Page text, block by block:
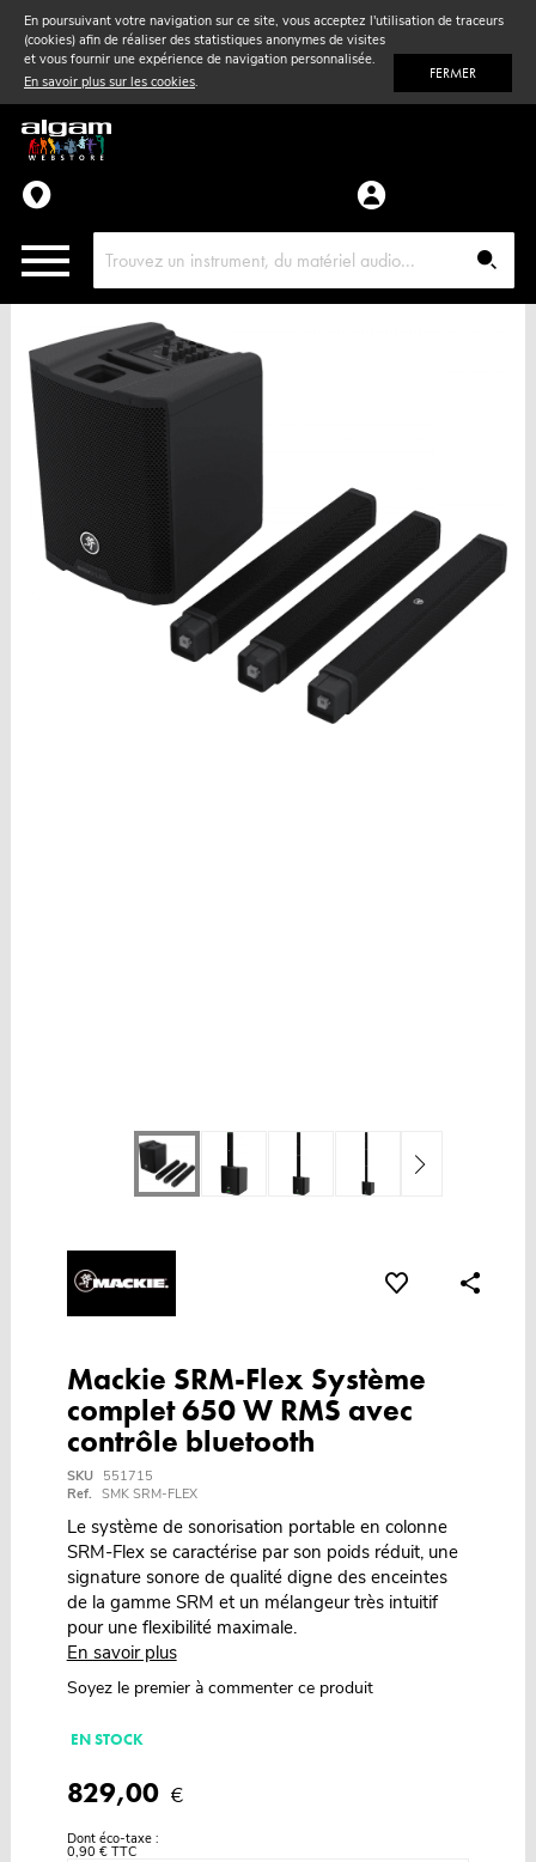
En poursuivant votre navigation sur ce site, vous acceptez l'utilisation de traceurs
(cookies) afin de réaliser des statistiques anonymes de visites
et vous fournir une expérience de navigation personnalisée.
En savoir plus sur les cookies. FERMER
Vent& Violon
Accessoires
Pièces détachées
Mackie SRM-Flex Système
complet 650 W RMS avec
contrôle bluetooth
SKU
551715
Ref. SMK SRM-FLEX
Le système de sonorisation portable en colonne
SRM-Flex se caractérise par son poids réduit, une
signature sonore de qualité digne des enceintes
de la gamme SRM et un mélangeur très intuitif
pour une flexibilité maximale.
En savoir plus
Soyez le premier à commenter ce produit
EN STOCK
829,00 €
Dont éco-taxe :
0,90 € TTC